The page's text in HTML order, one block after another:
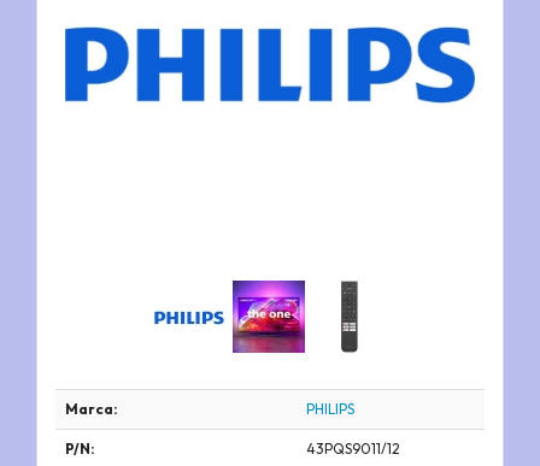
Marca: PHILIPS
P/N: 43PQS9011/12